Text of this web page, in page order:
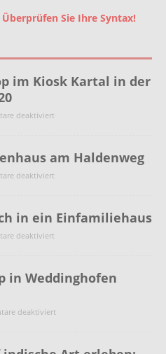
Sie Ihre Syntax!
im Kiosk Kartal in der
deaktiviert
am Haldenweg
deaktiviert
in ein Einfamiliehaus
deaktiviert
in Weddinghofen
deaktiviert